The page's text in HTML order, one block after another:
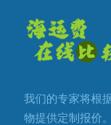
我们的专家将根
物提供定制报价